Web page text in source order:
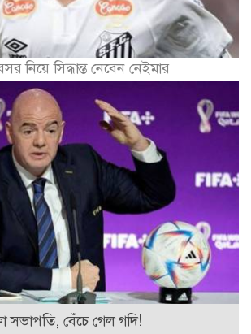
নিয়ে সিদ্ধান্ত নেবেন নেইমার
সভাপতি, বেঁচে গেল গদি!